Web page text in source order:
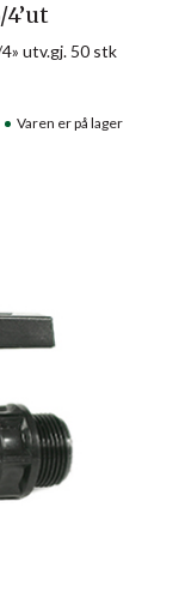
Varen er på lager
utv.gj. 50 stk